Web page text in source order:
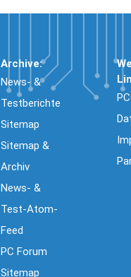
Archive:
News- &
Testberichte
Sitemap
Sitemap &
Archiv
News- &
Test-Atom-
Feed
PC Forum
Sitemap